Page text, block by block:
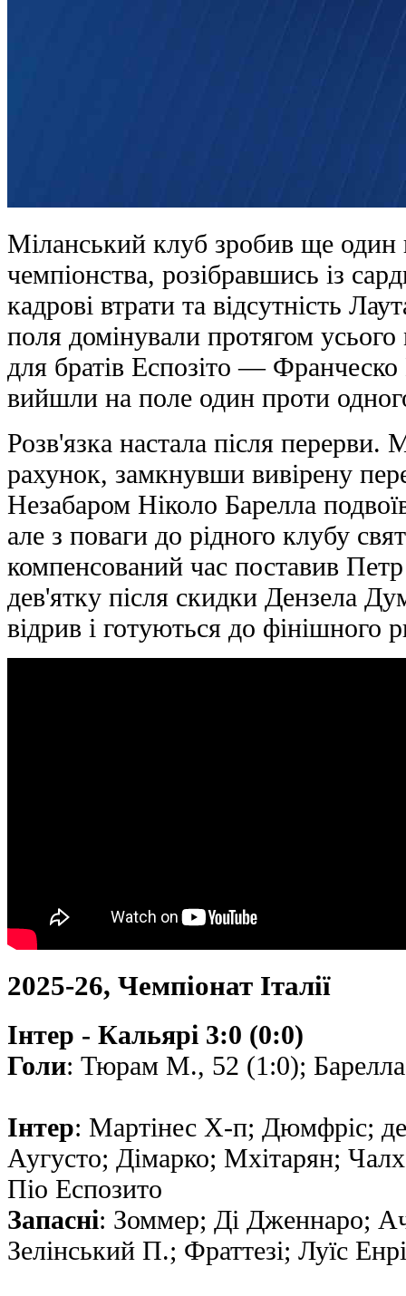
Міланський клуб зробив ще один
чемпіонства, розібравшись із
кадрові втрати та відсутність
поля домінували протягом
для братів Еспозіто — Франческо
вийшли на поле один проти
Розв'язка настала після
рахунок, замкнувши вивірену
Незабаром Ніколо Барелла
але з поваги до рідного клубу
компенсований час поставив
дев'ятку після скидки Дензела
відрив і готуються до фінішного
2025-26, Чемпіонат Італії
Інтер - Кальярі 3:0 (0:0)
Голи: Тюрам М., 52 (1:0);
Інтер: Мартінес Х-п; Дюмфріс;
Аугусто; Дімарко; Мхітарян;
Піо Еспозито
Запасні: Зоммер; Дi Дженнаро;
Зелінський П.; Фраттезi; Луїс